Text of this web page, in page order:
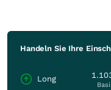
Handeln Sie Ihre
Long